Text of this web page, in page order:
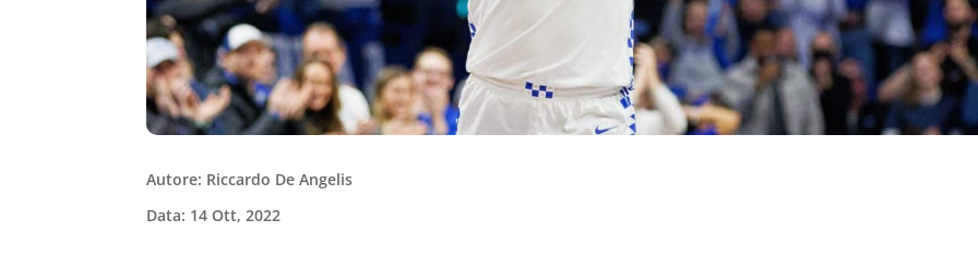
Autore: Riccardo De Angelis
Data: 14 Ott, 2022